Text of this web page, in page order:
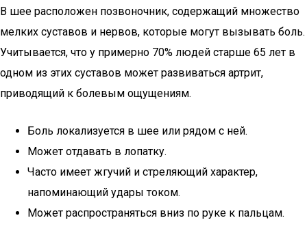
В шее расположен позвоночник, содержащий множество
мелких суставов и нервов, которые могут вызывать боль.
Учитывается, что у примерно 70% людей старше 65 лет в
одном из этих суставов может развиваться артрит,
приводящий к болевым ощущениям.
Боль локализуется в шее или рядом с ней.
Может отдавать в лопатку.
Часто имеет жгучий и стреляющий характер,
напоминающий удары током.
Может распространяться вниз по руке к пальцам.